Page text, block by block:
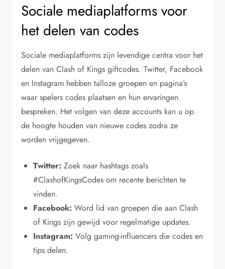
Sociale mediaplatforms voor
het delen van codes
Sociale mediaplatforms zijn levendige centra voor het
delen van Clash of Kings giftcodes. Twitter, Facebook
en Instagram hebben talloze groepen en pagina’s
waar spelers codes plaatsen en hun ervaringen
bespreken. Het volgen van deze accounts kan u op
de hoogte houden van nieuwe codes zodra ze
worden vrijgegeven.
Twitter: Zoek naar hashtags zoals
#ClashofKingsCodes om recente berichten te
vinden.
Facebook: Word lid van groepen die aan Clash
of Kings zijn gewijd voor regelmatige updates.
Instagram: Volg gaming-influencers die codes en
tips delen.